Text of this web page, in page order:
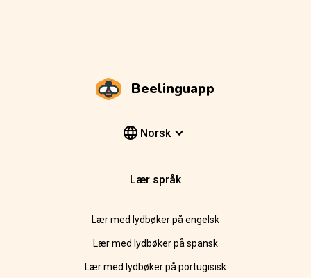
Beelinguapp
Norsk
Lær språk
Lær med lydbøker på engelsk
Lær med lydbøker på spansk
Lær med lydbøker på portugisisk